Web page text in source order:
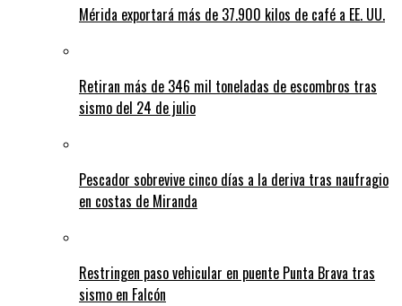
Mérida exportará más de 37.900 kilos de café a EE. UU.
Retiran más de 346 mil toneladas de escombros tras
sismo del 24 de julio
Pescador sobrevive cinco días a la deriva tras naufragio
en costas de Miranda
Restringen paso vehicular en puente Punta Brava tras
sismo en Falcón